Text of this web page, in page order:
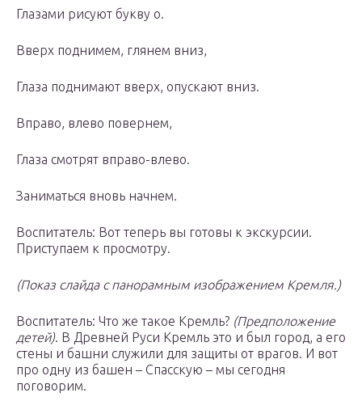
Глазами рисуют букву о.
Вверх поднимем, глянем вниз,
Глаза поднимают вверх, опускают вниз.
Вправо, влево повернем,
Глаза смотрят вправо-влево.
Заниматься вновь начнем.
Воспитатель: Вот теперь вы готовы к экскурсии.
Приступаем к просмотру.
(Показ слайда с панорамным изображением Кремля.)
Воспитатель: Что же такое Кремль? (Предположение
детей). В Древней Руси Кремль это и был город, а его
стены и башни служили для защиты от врагов. И вот
про одну из башен – Спасскую – мы сегодня
поговорим.